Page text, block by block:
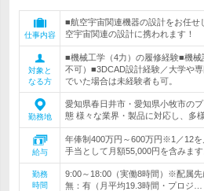
仕事内容
■航空宇宙関連機器の設計をお任
空宇宙関連の設計に携われます！
対象と
なる方
■機械工学（4力）の履修経験■機
不可）■3DCAD設計経験／大学や
でいた場合は未経験者も可。
勤務地
愛知県春日井市・愛知県小牧市の
態 様々な業界・製品に対応し、多
給与
年俸制400万円～600万円※1／12
手当として月額55,000円を含みま
勤務
時間
9:00～18:00（実働8時間）※配属
無：有（月平均19.3時間・プロジ…